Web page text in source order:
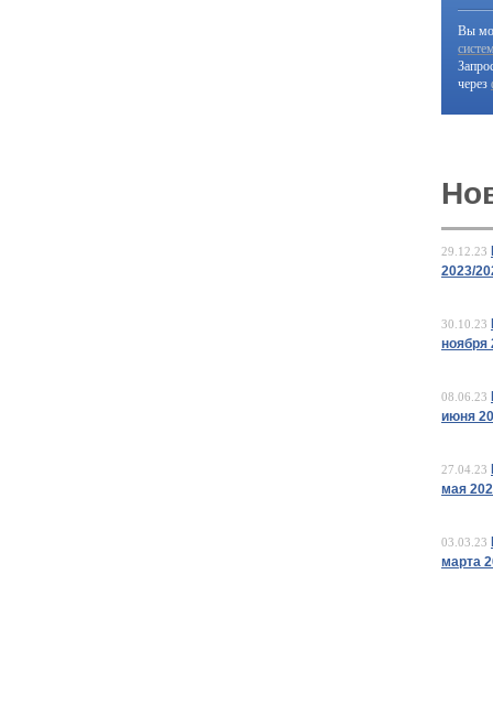
Вы
через
29.12.23
2023/
30.10.23
ноября
08.06.23
июня
27.04.23
мая
03.03.23
марта